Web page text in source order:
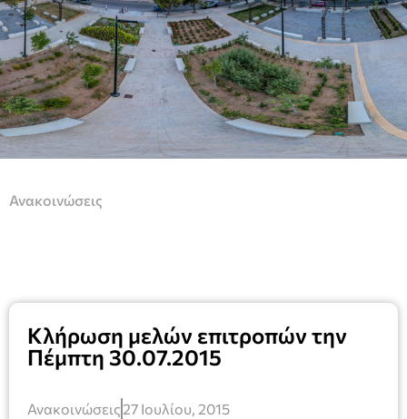
Ανακοινώσεις
Κλήρωση μελών επιτροπών την
Πέμπτη 30.07.2015
Ανακοινώσεις 27 Ιουλίου, 2015